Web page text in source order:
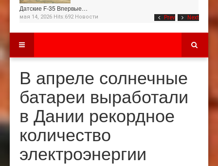
Prev Next
Датские F-35 Впервые…
мая 14, 2026 Hits:692 Новости
В апреле солнечные
батареи выработали
в Дании рекордное
количество
электроэнергии